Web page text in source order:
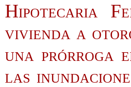
Hipotecaria
vivienda a
una prórroga
las